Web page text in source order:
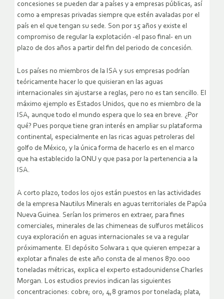
concesiones se pueden dar a países y a empresas públicas, así
como a empresas privadas siempre que estén avaladas por el
país en el que tengan su sede. Son por 15 años y existe el
compromiso de regular la explotación -el paso final- en un
plazo de dos años a partir del fin del periodo de concesión.
Los países no miembros de la ISA y sus empresas podrían
teóricamente hacer lo que quisieran en las aguas
internacionales sin ajustarse a reglas, pero no es tan sencillo. El
máximo ejemplo es Estados Unidos, que no es miembro de la
ISA, aunque todo el mundo espera que lo sea en breve. ¿Por
qué? Pues porque tiene gran interés en ampliar su plataforma
continental, especialmente en las ricas aguas petroleras del
golfo de México, y la única forma de hacerlo es en el marco
que ha establecido la ONU y que pasa por la pertenencia a la
ISA.
A corto plazo, todos los ojos están puestos en las actividades
de la empresa Nautilus Minerals en aguas territoriales de Papúa
Nueva Guinea. Serían los primeros en extraer, para fines
comerciales, minerales de las chimeneas de sulfuros metálicos
cuya exploración en aguas internacionales se va a regular
próximamente. El depósito Solwara 1 que quieren empezar a
explotar a finales de este año consta de al menos 870.000
toneladas métricas, explica el experto estadounidense Charles
Morgan. Los estudios previos indican las siguientes
concentraciones: cobre; oro, 4,8 gramos por tonelada; plata,